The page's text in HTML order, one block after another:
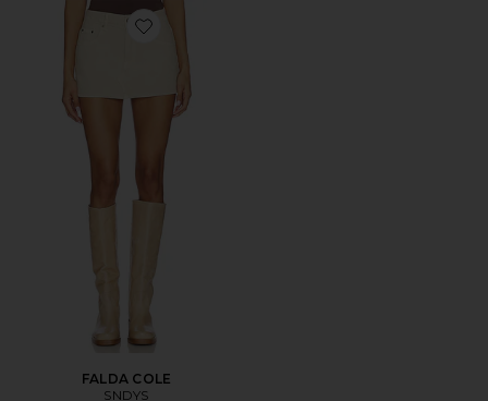
Favorite FALDA COLE
FALDA COLE
SNDYS